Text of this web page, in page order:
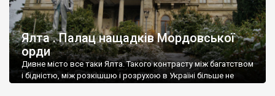
Ялта . Палац нащадків Мордовської
орди
Дивне місто все таки Ялта. Такого контрасту між багатством
і бідністю, між розкішшю і розрухою в Україні більше не